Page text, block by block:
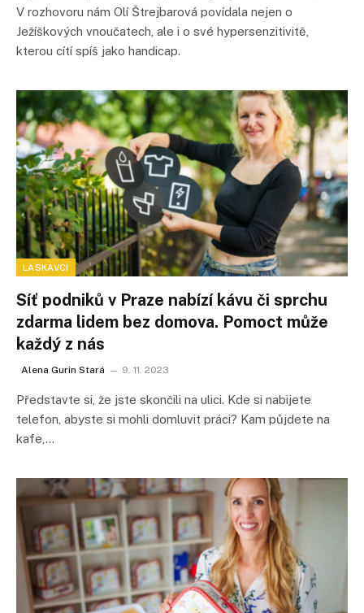
V rozhovoru nám Olí Štrejbarová povídala nejen o
Ježíškových vnoučatech, ale i o své hypersenzitivitě,
kterou cítí spíš jako handicap.
LASKAVCI
Síť podniků v Praze nabízí kávu či sprchu
zdarma lidem bez domova. Pomoct může
každý z nás
Alena Gurin Stará 9. 11. 2023
Představte si, že jste skončili na ulici. Kde si nabijete
telefon, abyste si mohli domluvit práci? Kam půjdete na
kafe,…